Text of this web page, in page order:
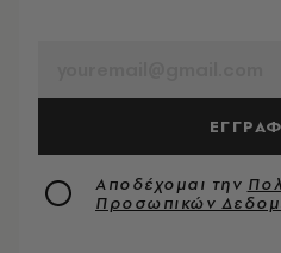
Αποδέχομαι την
Προσωπικών